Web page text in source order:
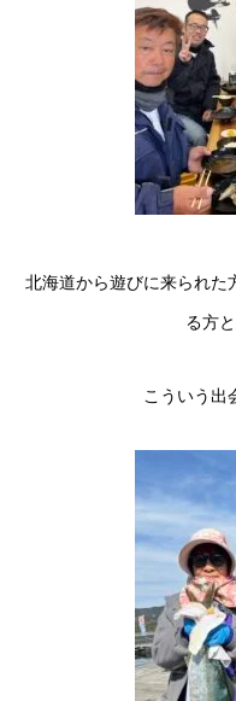
北海道から遊びに来られた
る方
こういう出